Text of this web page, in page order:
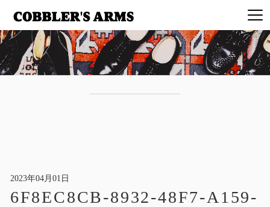
2023年04月01日
6F8EC8CB-8932-48F7-A159-